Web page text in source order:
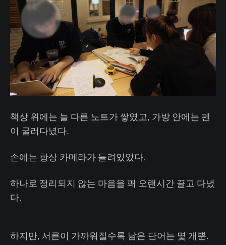
책상 위에는 늘 다른 노트가 쌓였고, 가방 안에는 펜
이 굴러다녔다.
손에는 항상 카메라가 들려있었다.
하나로 정리되지 않는 마음을 꽤 오랜시간 끌고 다녔
다.
하지만, 서른이 가까워질수록 남은 단어는 몇 개뿐.